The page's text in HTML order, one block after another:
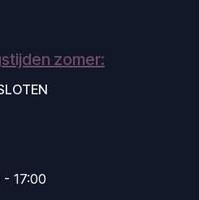
zomer:
17:00